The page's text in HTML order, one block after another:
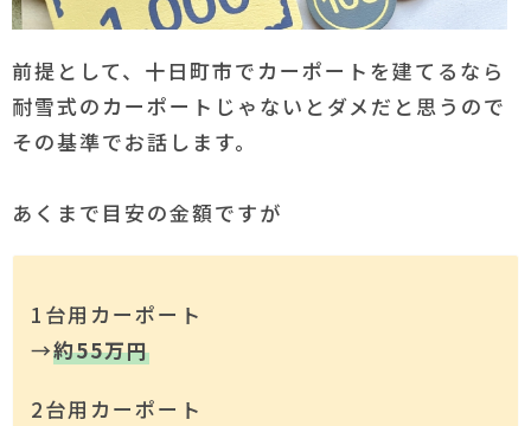
前提として、十日町市でカーポートを建てるなら
耐雪式のカーポートじゃないとダメだと思うので
その基準でお話します。
あくまで目安の金額ですが
1台用カーポート
→約55万円
2台用カーポート